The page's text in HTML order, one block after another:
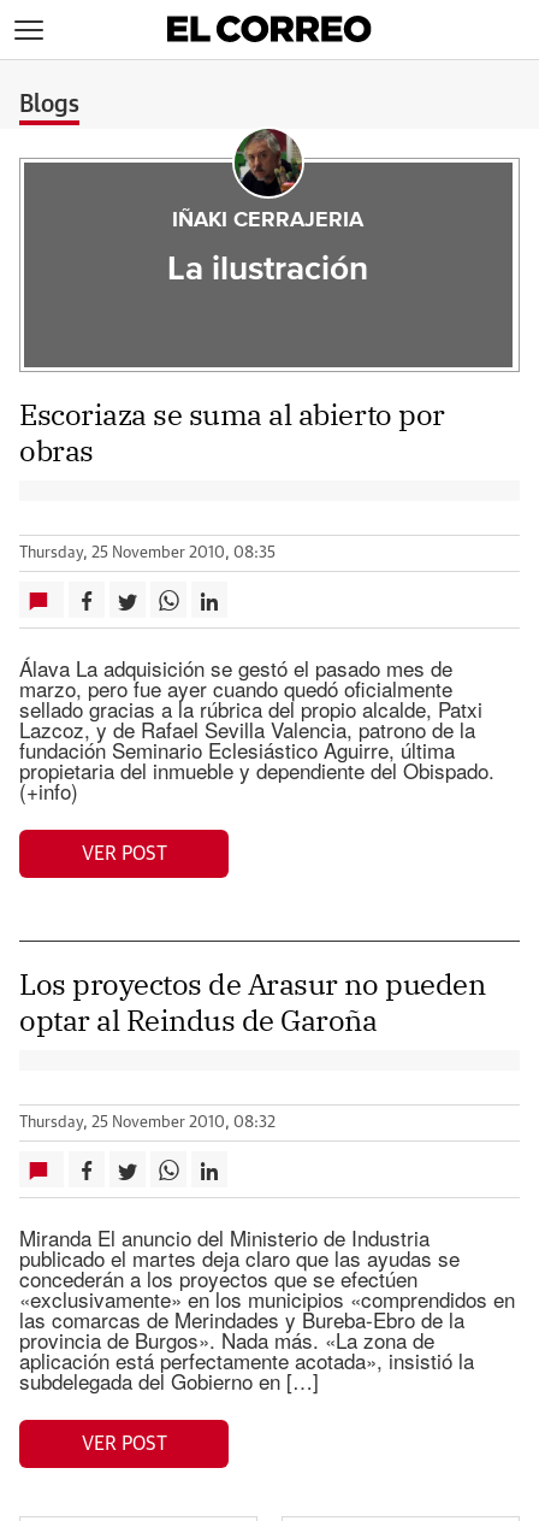
Blogs
IÑAKI CERRAJERIA
La ilustración
Escoriaza se suma al abierto por
obras
Thursday, 25 November 2010, 08:35
Álava La adquisición se gestó el pasado mes de
marzo, pero fue ayer cuando quedó oficialmente
sellado gracias a la rúbrica del propio alcalde, Patxi
Lazcoz, y de Rafael Sevilla Valencia, patrono de la
fundación Seminario Eclesiástico Aguirre, última
propietaria del inmueble y dependiente del Obispado.
(+info)
VER POST
Los proyectos de Arasur no pueden
optar al Reindus de Garoña
Thursday, 25 November 2010, 08:32
Miranda El anuncio del Ministerio de Industria
publicado el martes deja claro que las ayudas se
concederán a los proyectos que se efectúen
«exclusivamente» en los municipios «comprendidos en
las comarcas de Merindades y Bureba-Ebro de la
provincia de Burgos». Nada más. «La zona de
aplicación está perfectamente acotada», insistió la
subdelegada del Gobierno en […]
VER POST